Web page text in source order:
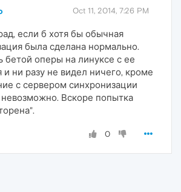
Oct 11, 2014, 7:26 PM
если б хотя бы обычная
была сделана нормально.
бетой оперы на линуксе с ее
и ни разу не видел ничего, кроме
с сервером синхронизации
Вскоре попытка
0